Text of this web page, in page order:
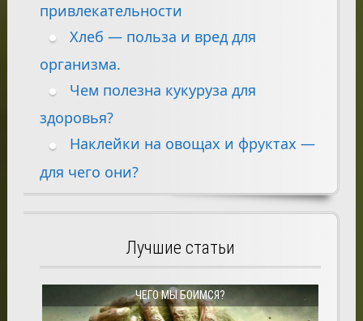
привлекательности
Хлеб — польза и вред для
организма.
Чем полезна кукуруза для
здоровья?
Наклейки на овощах и фруктах —
для чего они?
Лучшие статьи
ЧЕГО МЫ БОИМСЯ?